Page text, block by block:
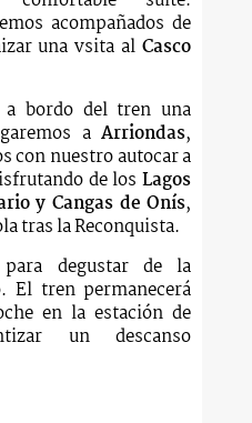
acompañados de
una vsita alCasco
a bordo del tren una
aArriondas,
con nuestro autocar a
de losLagos
y Cangas de Onís,
tras la Reconquista.
degustar de la
El tren permanecerá
en la estación de
un descanso